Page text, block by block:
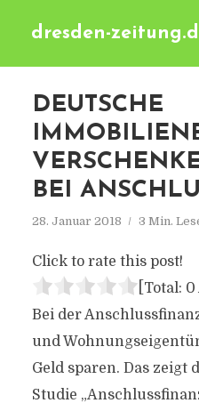
dresden-
DEUTSCHE
BEI
28. Januar 2018 3 Min.
Click to rate this post!
[Total: 0
Bei der
und
Geld sparen. Das zeigt
Studie